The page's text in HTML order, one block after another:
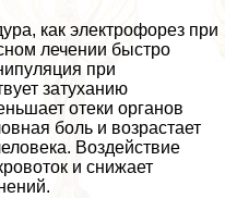
как электрофорез при
лечении быстро
при
затуханию
отеки органов
боль и возрастает
Воздействие
и снижает